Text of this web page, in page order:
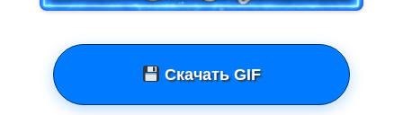
Скачать GIF